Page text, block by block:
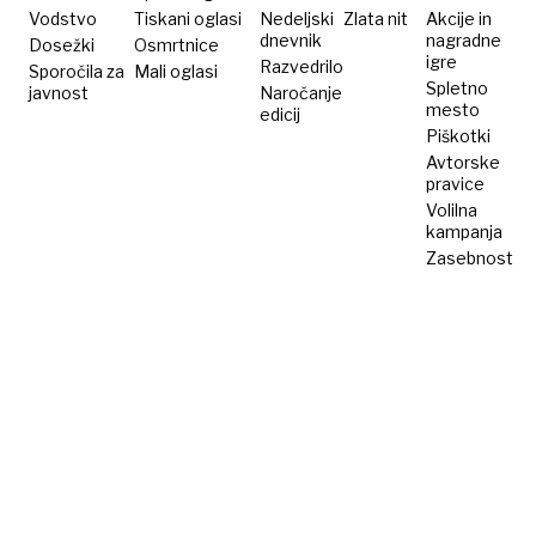
župo?
Vodstvo
Dosežki
Sporočila za
javnost
Tiskani oglasi
Osmrtnice
Mali oglasi
Nedeljski
dnevnik
Razvedrilo
Naročanje
edicij
Zlata nit
Akcije in
nagradne
igre
Spletno
mesto
Piškotki
Avtorske
pravice
Volilna
kampanja
Zasebnost